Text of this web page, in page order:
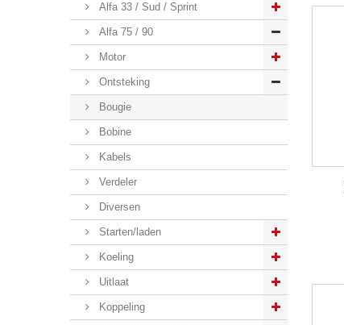
Alfa 33 / Sud / Sprint
Alfa 75 / 90
Motor
Ontsteking
Bougie
Bobine
Kabels
Verdeler
Diversen
Starten/laden
Koeling
Uitlaat
Koppeling